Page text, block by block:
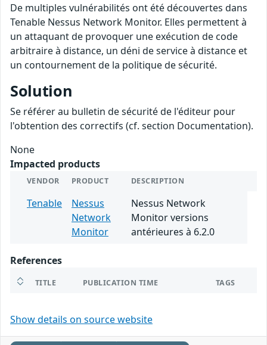
De multiples vulnérabilités ont été découvertes dans
Tenable Nessus Network Monitor. Elles permettent à
un attaquant de provoquer une exécution de code
arbitraire à distance, un déni de service à distance et
un contournement de la politique de sécurité.
Solution
Se référer au bulletin de sécurité de l'éditeur pour
l'obtention des correctifs (cf. section Documentation).
None
Impacted products
VENDOR PRODUCT DESCRIPTION
Tenable
Nessus
Network
Monitor
Nessus Network
Monitor versions
antérieures à 6.2.0
References
TITLE PUBLICATION TIME TAGS
Show details on source website